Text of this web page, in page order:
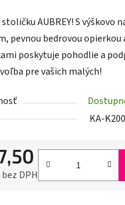
AUBREY! S výškovo
pevnou bedrovou opierkou
poskytuje pohodlie a
pre vašich malých!
KA-
DPH